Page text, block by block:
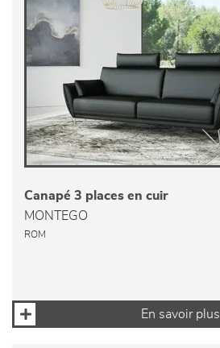
Canapé 3 places en cuir
MONTEGO
ROM
En savoir plus